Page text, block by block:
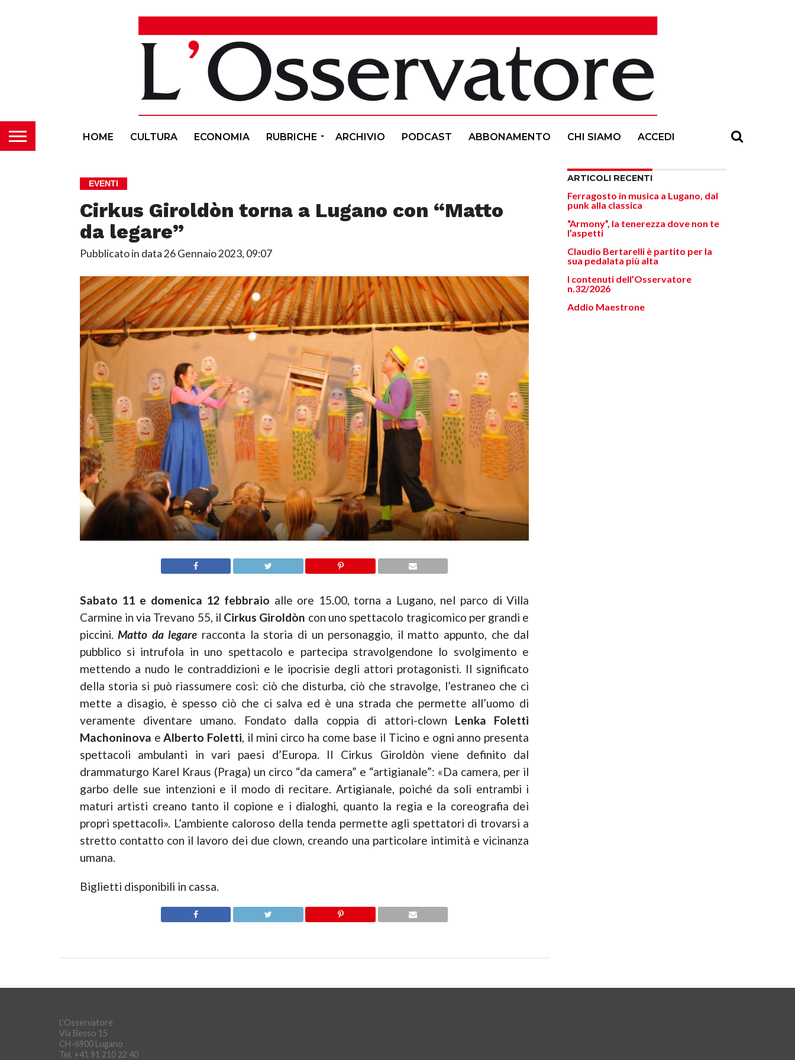
HOME CULTURA ECONOMIA RUBRICHE ARCHIVIO PODCAST ABBONAMENTO CHI SIAMO ACCEDI
EVENTI
Cirkus Giroldòn torna a Lugano con “Matto
da legare”
Pubblicato in data26 Gennaio 2023, 09:07
Sabato 11 e domenica 12 febbraio alle ore 15.00, torna a Lugano, nel parco di Villa
Carmine in via Trevano 55, il Cirkus Giroldòn con uno spettacolo tragicomico per grandi e
piccini.Matto da legare racconta la storia di un personaggio, il matto appunto, che dal
pubblico si intrufola in uno spettacolo e partecipa stravolgendone lo svolgimento e
mettendo a nudo le contraddizioni e le ipocrisie degli attori protagonisti. Il significato
della storia si può riassumere così: ciò che disturba, ciò che stravolge, l’estraneo che ci
mette a disagio, è spesso ciò che ci salva ed è una strada che permette all’uomo di
veramente diventare umano. Fondato dalla coppia di attori-clown Lenka Foletti
Machoninova eAlberto Foletti, il mini circo ha come base il Ticino e ogni anno presenta
spettacoli ambulanti in vari paesi d’Europa. Il Cirkus Giroldòn viene definito dal
drammaturgo Karel Kraus (Praga) un circo “da camera” e “artigianale”: «Da camera, per il
garbo delle sue intenzioni e il modo di recitare. Artigianale, poiché da soli entrambi i
maturi artisti creano tanto il copione e i dialoghi, quanto la regia e la coreografia dei
propri spettacoli». L’ambiente caloroso della tenda permette agli spettatori di trovarsi a
stretto contatto con il lavoro dei due clown, creando una particolare intimità e vicinanza
umana.
Biglietti disponibili in cassa.
ARTICOLI RECENTI
Ferragosto in musica a Lugano, dal
punk alla classica
“Armony”, la tenerezza dove non te
l’aspetti
Claudio Bertarelli è partito per la
sua pedalata più alta
I contenuti dell’Osservatore
n.32/2026
Addio Maestrone
L'Osservatore
Via Besso 15
CH-6900 Lugano
Tel. +41 91 210 22 40